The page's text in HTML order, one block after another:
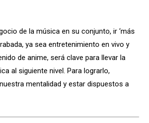
de la música en su conjunto, ir ‘más
ya sea entretenimiento en vivo y
de anime, será clave para llevar la
al siguiente nivel. Para lograrlo,
mentalidad y estar dispuestos a